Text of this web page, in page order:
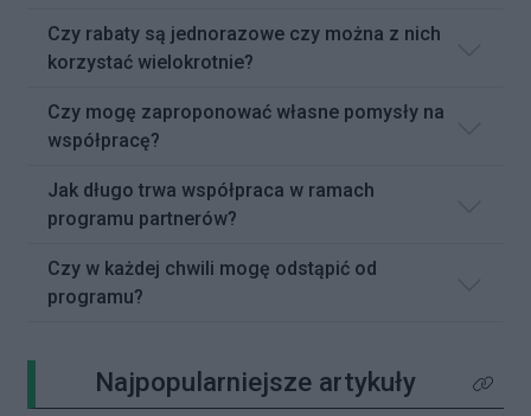
Czy rabaty są jednorazowe czy można z nich
korzystać wielokrotnie?
Czy mogę zaproponować własne pomysły na
współpracę?
Jak długo trwa współpraca w ramach
programu partnerów?
Czy w każdej chwili mogę odstąpić od
programu?
Najpopularniejsze artykuły Kliknij